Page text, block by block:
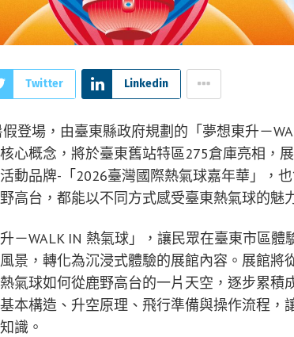
Twitter Linkedin
登場，由臺東縣政府規劃的「夢想東升－
心概念，將於臺東舊站特區275倉庫亮相，
動品牌-「2026臺灣國際熱氣球嘉年華」，
高台，都能以不同方式感受臺東熱氣球的魅
－WALK IN 熱氣球」，讓民眾在臺東市區體
景，轉化為沉浸式體驗的展館內容。展館將
氣球如何從鹿野高台的一片天空，逐步累積
本構造、升空原理、飛行準備與操作流程，
識。